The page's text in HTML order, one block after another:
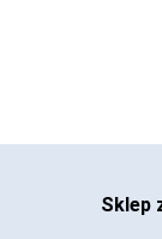
Sklep